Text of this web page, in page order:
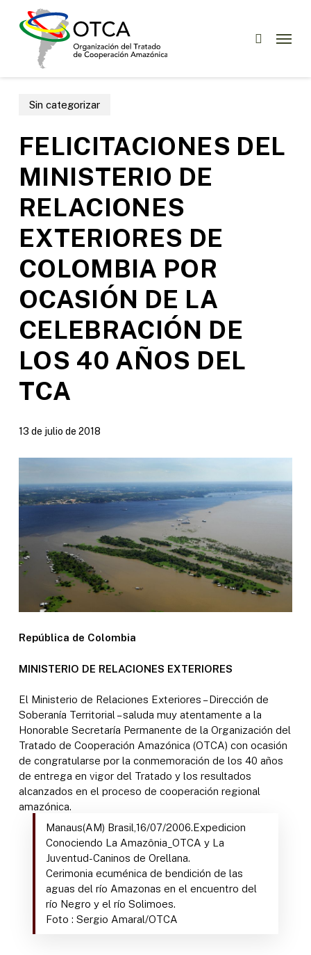
Menu
Sin categorizar
FELICITACIONES DEL
MINISTERIO DE
RELACIONES
EXTERIORES DE
COLOMBIA POR
OCASIÓN DE LA
CELEBRACIÓN DE
LOS 40 AÑOS DEL
TCA
13 de julio de 2018
República de Colombia
MINISTERIO DE RELACIONES EXTERIORES
El Ministerio de Relaciones Exteriores – Dirección de
Soberanía Territorial – saluda muy atentamente a la
Honorable Secretaría Permanente de la Organización del
Tratado de Cooperación Amazónica (OTCA) con ocasión
de congratularse por la conmemoración de los 40 años
de entrega en vigor del Tratado y los resultados
alcanzados en el proceso de cooperación regional
amazónica.
Manaus(AM) Brasil,16/07/2006.Expedicion
Conociendo La Amazônia_OTCA y La
Juventud-Caninos de Orellana.
Cerimonia ecuménica de bendición de las
aguas del río Amazonas en el encuentro del
río Negro y el río Solimoes.
Foto : Sergio Amaral/OTCA